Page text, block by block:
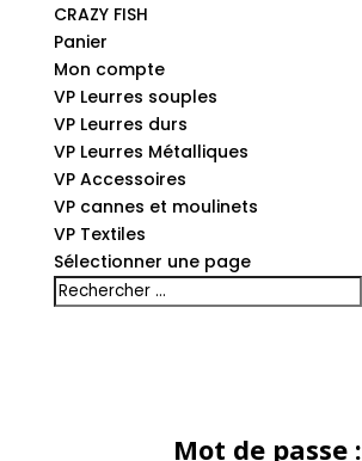
CRAZY FISH
Panier
Mon compte
VP Leurres souples
VP Leurres durs
VP Leurres Métalliques
VP Accessoires
VP cannes et moulinets
VP Textiles
Sélectionner une page
Mot de passe :